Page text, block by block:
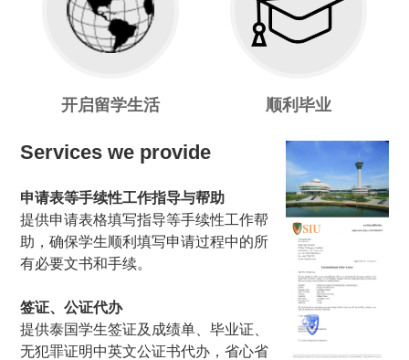
开启留学生活 顺利毕业
Services we provide
申请表等手续性工作指导与帮助
提供申请表格填写指导等手续性工作帮
助，确保学生顺利填写申请过程中的所
有必要文书和手续。
签证、公证代办
提供泰国学生签证及成绩单、毕业证、
无犯罪证明中英文公证书代办，省心省